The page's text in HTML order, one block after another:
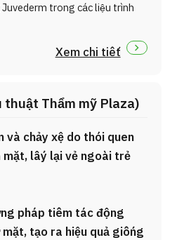
trong các liệu trình
Xem chi tiết
Thẩm mỹ Plaza)
và chảy xệ do thói quen
mặt, lấy lại vẻ ngoài trẻ
pháp tiêm tác động
tạo ra hiệu quả giống